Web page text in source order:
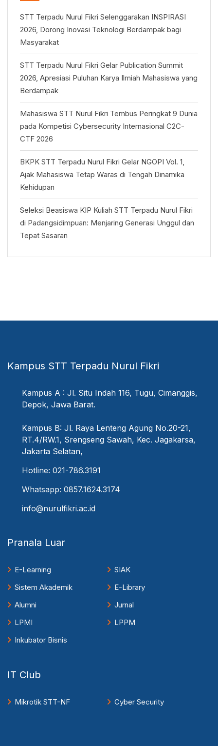
STT Terpadu Nurul Fikri Selenggarakan INSPIRASI
2026, Dorong Inovasi Teknologi Berdampak bagi
Masyarakat
STT Terpadu Nurul Fikri Gelar Publication Summit
2026, Apresiasi Puluhan Karya Ilmiah Mahasiswa yang
Berdampak
Mahasiswa STT Nurul Fikri Tembus Peringkat 9 Dunia
pada Kompetisi Cybersecurity Internasional C2C-
CTF 2026
BKPK STT Terpadu Nurul Fikri Gelar NGOPI Vol. 1,
Ajak Mahasiswa Tetap Waras di Tengah Dinamika
Kehidupan
Seleksi Beasiswa KIP Kuliah STT Terpadu Nurul Fikri
di Padangsidimpuan: Menjaring Generasi Unggul dan
Tepat Sasaran
Kampus STT Terpadu Nurul Fikri
Kampus A : Jl. Situ Indah 116, Tugu, Cimanggis,
Depok, Jawa Barat.
Kampus B: Jl. Raya Lenteng Agung No.20-21,
RT.4/RW.1, Srengseng Sawah, Kec. Jagakarsa,
Jakarta Selatan,
Hotline: 021-786.3191
Whatsapp: 0857.1624.3174
info@nurulfikri.ac.id
Pranala Luar
E-Learning
SIAK
Sistem Akademik
E-Library
Alumni
Jurnal
LPMI
LPPM
Inkubator Bisnis
IT Club
Mikrotik STT-NF Cyber Security